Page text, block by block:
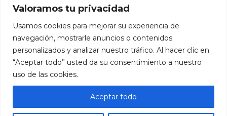
Valoramos tu privacidad
Usamos cookies para mejorar su experiencia de
navegación, mostrarle anuncios o contenidos
personalizados y analizar nuestro tráfico. Al hacer clic en
“Aceptar todo” usted da su consentimiento a nuestro
uso de las cookies.
Aceptar todo
© 2026 Caja de fusibles para coches.